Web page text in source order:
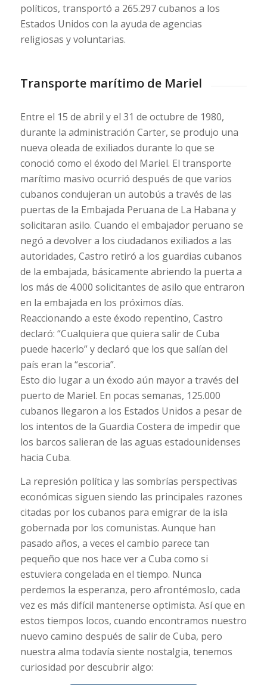
políticos, transportó a 265.297 cubanos a los
Estados Unidos con la ayuda de agencias
religiosas y voluntarias.
Transporte marítimo de Mariel
Entre el 15 de abril y el 31 de octubre de 1980,
durante la administración Carter, se produjo una
nueva oleada de exiliados durante lo que se
conoció como el éxodo del Mariel. El transporte
marítimo masivo ocurrió después de que varios
cubanos condujeran un autobús a través de las
puertas de la Embajada Peruana de La Habana y
solicitaran asilo. Cuando el embajador peruano se
negó a devolver a los ciudadanos exiliados a las
autoridades, Castro retiró a los guardias cubanos
de la embajada, básicamente abriendo la puerta a
los más de 4.000 solicitantes de asilo que entraron
en la embajada en los próximos días.
Reaccionando a este éxodo repentino, Castro
declaró: “Cualquiera que quiera salir de Cuba
puede hacerlo” y declaró que los que salían del
país eran la “escoria”.
Esto dio lugar a un éxodo aún mayor a través del
puerto de Mariel. En pocas semanas, 125.000
cubanos llegaron a los Estados Unidos a pesar de
los intentos de la Guardia Costera de impedir que
los barcos salieran de las aguas estadounidenses
hacia Cuba.
La represión política y las sombrías perspectivas
económicas siguen siendo las principales razones
citadas por los cubanos para emigrar de la isla
gobernada por los comunistas. Aunque han
pasado años, a veces el cambio parece tan
pequeño que nos hace ver a Cuba como si
estuviera congelada en el tiempo. Nunca
perdemos la esperanza, pero afrontémoslo, cada
vez es más difícil mantenerse optimista. Así que en
estos tiempos locos, cuando encontramos nuestro
nuevo camino después de salir de Cuba, pero
nuestra alma todavía siente nostalgia, tenemos
curiosidad por descubrir algo: